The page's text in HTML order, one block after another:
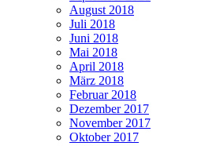
August 2018
Juli 2018
Juni 2018
Mai 2018
April 2018
März 2018
Februar 2018
Dezember 2017
November 2017
Oktober 2017